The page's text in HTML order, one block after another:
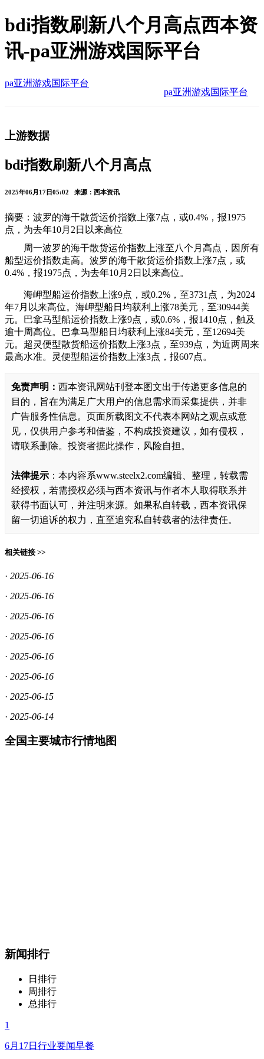
bdi指数刷新八个月高点西本资
讯-pa亚洲游戏国际平台
pa亚洲游戏国际平台
pa亚洲游戏国际平台
上游数据
bdi指数刷新八个月高点
2025年06月17日05:02 来源：西本资讯
摘要：波罗的海干散货运价指数上涨7点，或0.4%，报1975
点，为去年10月2日以来高位
周一波罗的海干散货运价指数上涨至八个月高点，因所有
船型运价指数走高。波罗的海干散货运价指数上涨7点，或
0.4%，报1975点，为去年10月2日以来高位。
海岬型船运价指数上涨9点，或0.2%，至3731点，为2024
年7月以来高位。海岬型船日均获利上涨78美元，至30944美
元。巴拿马型船运价指数上涨9点，或0.6%，报1410点，触及
逾十周高位。巴拿马型船日均获利上涨84美元，至12694美
元。超灵便型散货船运价指数上涨3点，至939点，为近两周来
最高水准。灵便型船运价指数上涨3点，报607点。
免责声明： 西本资讯网站刊登本图文出于传递更多信息的
目的，旨在为满足广大用户的信息需求而采集提供，并非
广告服务性信息。页面所载图文不代表本网站之观点或意
见，仅供用户参考和借鉴，不构成投资建议，如有侵权，
请联系删除。投资者据此操作，风险自担。
法律提示 ：本内容系www.steelx2.com编辑、整理，转载需
经授权，若需授权必须与西本资讯与作者本人取得联系并
获得书面认可，并注明来源。如果私自转载，西本资讯保
留一切追诉的权力，直至追究私自转载者的法律责任。
相关链接 >>
· 2025-06-16
· 2025-06-16
· 2025-06-16
· 2025-06-16
· 2025-06-16
· 2025-06-16
· 2025-06-15
· 2025-06-14
全国主要城市行情地图
新闻排行
日排行
周排行
总排行
1
6月17日行业要闻早餐